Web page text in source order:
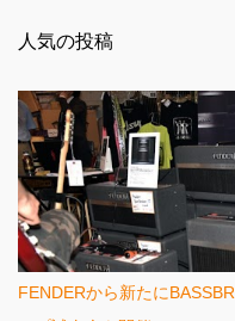
ト
人気の投稿
FENDERから新たに